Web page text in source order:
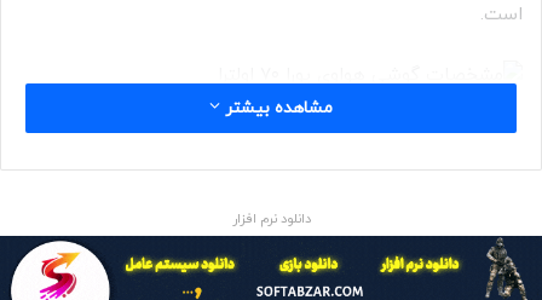
است.
Tech Gen
هم جای تعجب ندارد زیرا هواوی از چندسال قبل با تحریم‌های
سنگین ایالات‌متحده دست‌وپنجه نرم می‌کند و این محدودیت‌ها
غول فناوری چینی را مجبور به توسعه‌ی سیستم‌عامل اختصاصی
مشاهده بیشتر
دانلود نرم افزار